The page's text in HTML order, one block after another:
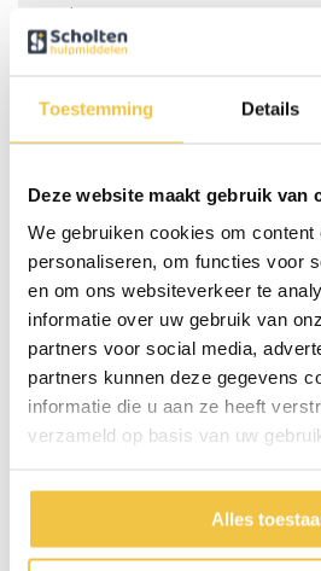
Toestemming Details
Deze website maakt gebruik van
We gebruiken cookies om content
personaliseren, om functies voor
en om ons websiteverkeer te
informatie over uw gebruik van
partners voor social media,
partners kunnen deze gegevens
informatie die u aan ze heeft
verzameld op basis van uw
Alles
Breedte
Hoogte
Inhoud
Materiaal
Persoonlijk
Start chat
Persoonlijk